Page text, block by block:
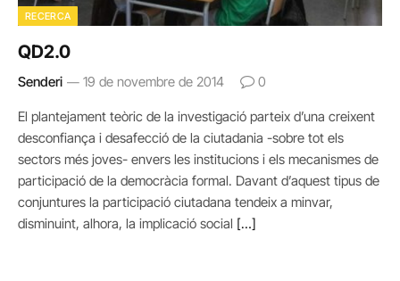
RECERCA
QD2.0
Senderi 19 de novembre de 2014 0
El plantejament teòric de la investigació parteix d’una creixent
desconfiança i desafecció de la ciutadania -sobre tot els
sectors més joves- envers les institucions i els mecanismes de
participació de la democràcia formal. Davant d’aquest tipus de
conjuntures la participació ciutadana tendeix a minvar,
disminuint, alhora, la implicació social […]